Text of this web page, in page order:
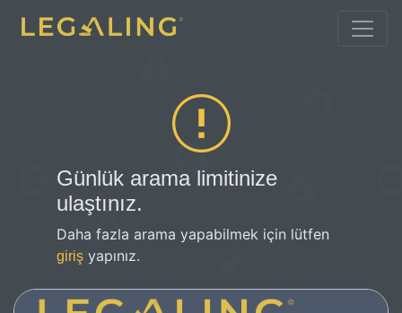
Günlük arama limitinize
ulaştınız.
Daha fazla arama yapabilmek için lütfen
giriş yapınız.